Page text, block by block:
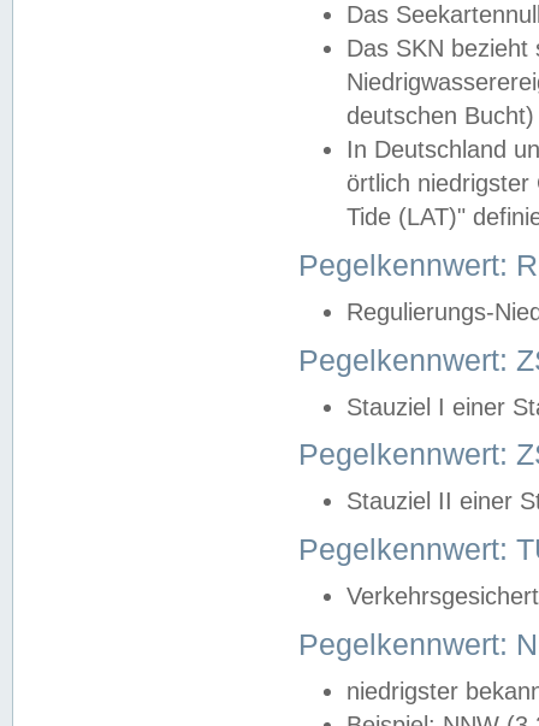
Das
Das SKN
deutschen
In Deutschland
örtlich
Tide (LAT)"
Pegelkennwert:
Regulierungs-
Pegelkennwert:
Stauziel I einer
Pegelkennwert:
Stauziel II einer
Pegelkennwert:
Pegelkennwert:
niedrigster